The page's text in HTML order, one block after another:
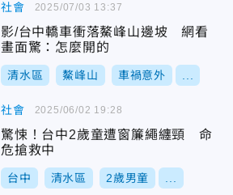
社會
影/台中轎車衝落鰲峰山邊坡 網看
畫面驚：怎麼開的
清水區 鰲峰山 車禍意外
2025/07/03 13:37
社會
驚悚！台中2歲童遭窗簾繩纏頸 命
危搶救中
台中 清水區 2歲男童
2025/06/02 19:28